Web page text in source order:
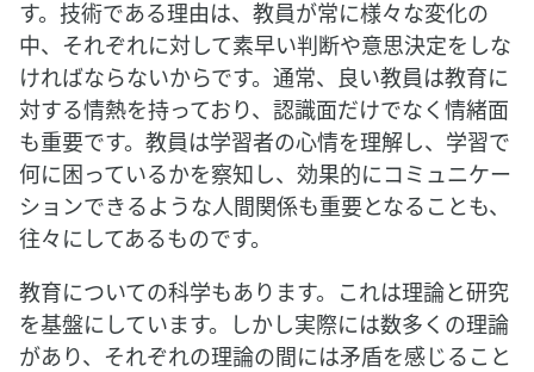
レ
ー
ヤ
ー
す。技術である理由は、教員が常に様々な変化の
中、それぞれに対して素早い判断や意思決定をしな
ければならないからです。通常、良い教員は教育に
対する情熱を持っており、認識面だけでなく情緒面
も重要です。教員は学習者の心情を理解し、学習で
何に困っているかを察知し、効果的にコミュニケー
ションできるような人間関係も重要となることも、
往々にしてあるものです。
教育についての科学もあります。これは理論と研究
を基盤にしています。しかし実際には数多くの理論
があり、それぞれの理論の間には矛盾を感じること